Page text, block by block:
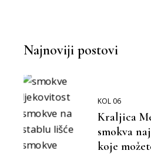
Najnoviji postovi
KOL 06
Kraljica
smokva
koje